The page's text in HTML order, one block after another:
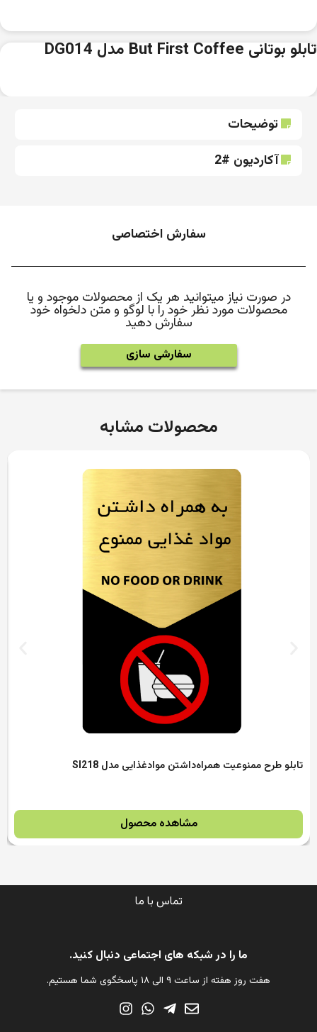
تابلو بوتانی But First Coffee مدل DG014
توضیحات
آکاردیون #2
سفارش اختصاصی
در صورت نیاز میتوانید هر یک از محصولات موجود و یا
محصولات مورد نظر خود را با لوگو و متن دلخواه خود
سفارش دهید
سفارشی سازی
محصولات مشابه
تابلو طرح ممنوعیت همراه‌داشتن مواد‌غذایی مدل SI218
مشاهده محصول
تماس با ما
ما را در شبکه های اجتماعی دنبال کنید.
هفت روز هفته از ساعت ۹ الی ۱۸ پاسخگوی شما هستیم.